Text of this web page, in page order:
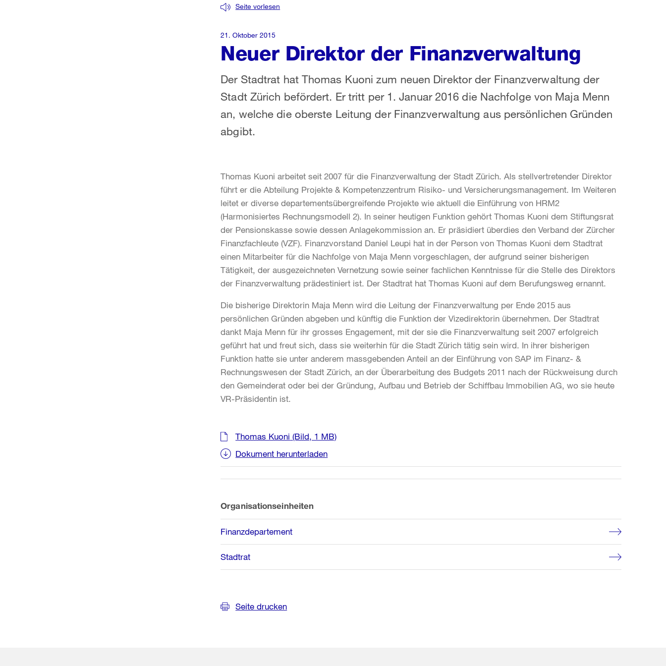
Neuer Direktor der Finanzverwaltung
Seite vorlesen
Der Stadtrat hat Thomas Kuoni zum neuen Direktor der Finanzverwaltung der
Stadt Zürich befördert. Er tritt per 1. Januar 2016 die Nachfolge von Maja Menn
an, welche die oberste Leitung der Finanzverwaltung aus persönlichen Gründen
abgibt.
21. Oktober 2015
Thomas Kuoni arbeitet seit 2007 für die Finanzverwaltung der Stadt Zürich. Als stellvertretender Direktor
führt er die Abteilung Projekte & Kompetenzzentrum Risiko- und Versicherungsmanagement. Im Weiteren
leitet er diverse departementsübergreifende Projekte wie aktuell die Einführung von HRM2
(Harmonisiertes Rechnungsmodell 2). In seiner heutigen Funktion gehört Thomas Kuoni dem Stiftungsrat
der Pensionskasse sowie dessen Anlagekommission an. Er präsidiert überdies den Verband der Zürcher
Finanzfachleute (VZF). Finanzvorstand Daniel Leupi hat in der Person von Thomas Kuoni dem Stadtrat
einen Mitarbeiter für die Nachfolge von Maja Menn vorgeschlagen, der aufgrund seiner bisherigen
Tätigkeit, der ausgezeichneten Vernetzung sowie seiner fachlichen Kenntnisse für die Stelle des Direktors
der Finanzverwaltung prädestiniert ist. Der Stadtrat hat Thomas Kuoni auf dem Berufungsweg ernannt.
Die bisherige Direktorin Maja Menn wird die Leitung der Finanzverwaltung per Ende 2015 aus
persönlichen Gründen abgeben und künftig die Funktion der Vizedirektorin übernehmen. Der Stadtrat
dankt Maja Menn für ihr grosses Engagement, mit der sie die Finanzverwaltung seit 2007 erfolgreich
geführt hat und freut sich, dass sie weiterhin für die Stadt Zürich tätig sein wird. In ihrer bisherigen
Funktion hatte sie unter anderem massgebenden Anteil an der Einführung von SAP im Finanz- &
Rechnungswesen der Stadt Zürich, an der Überarbeitung des Budgets 2011 nach der Rückweisung durch
den Gemeinderat oder bei der Gründung, Aufbau und Betrieb der Schiffbau Immobilien AG, wo sie heute
VR-Präsidentin ist.
Weitere
Informationen
Thomas Kuoni (Bild, 1 MB)
Dokument herunterladen
Organisationseinheiten
Finanzdepartement
Stadtrat
Seite drucken